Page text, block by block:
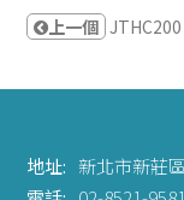
上一個 JTHC200
地址: 新北市新莊